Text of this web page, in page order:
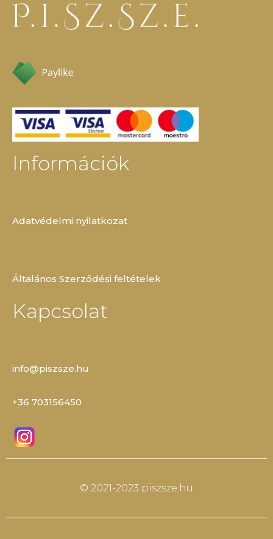
Információk
Adatvédelmi nyilatkozat
Általános Szerződési feltételek
Kapcsolat
info@piszsze.hu
+36 703156450
© 2021-2023 piszsze.hu